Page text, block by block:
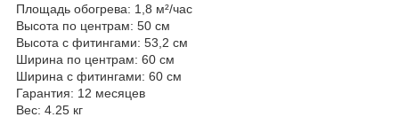
Площадь обогрева: 1,8 м²/час
Высота по центрам: 50 см
Высота с фитингами: 53,2 см
Ширина по центрам: 60 см
Ширина с фитингами: 60 см
Гарантия: 12 месяцев
Вес: 4.25 кг